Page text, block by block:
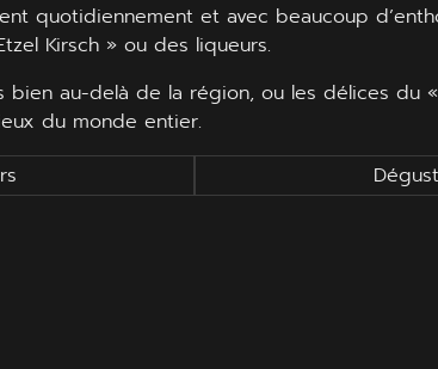
quotidiennement et avec beaucoup
Kirsch » ou des liqueurs.
bien au-delà de la région, ou les délices du
du monde entier.